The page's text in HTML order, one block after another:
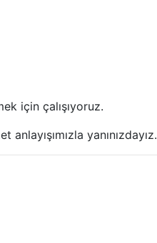
için çalışıyoruz.
yanınızdayız.